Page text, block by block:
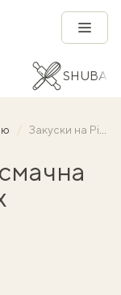
SHUBA
Закуски на Різдво: смачна добірка найкращих рецептів